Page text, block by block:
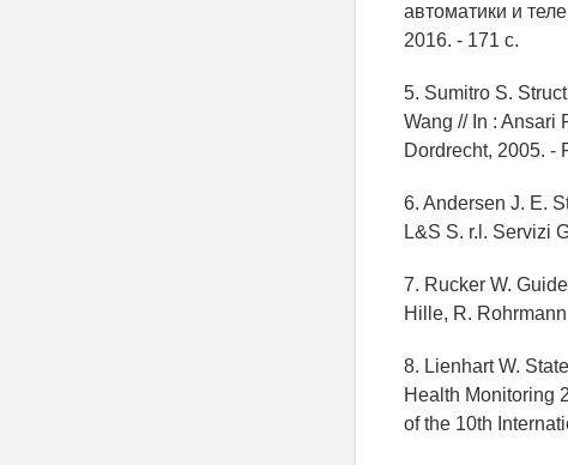
автоматики и
2016. - 171 с.
5. Sumitro S.
Wang // In : Ansari
Dordrecht, 2005. -
6. Andersen J. E.
L&S S. r.l. Servizi
7. Rucker W.
Hille, R.
8. Lienhart W.
Health Monitoring
of the 10th